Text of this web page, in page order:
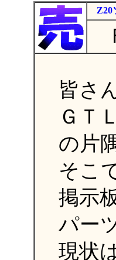
Z20
皆さ
ＧＴ
の片
そこ
掲示
パー
現状